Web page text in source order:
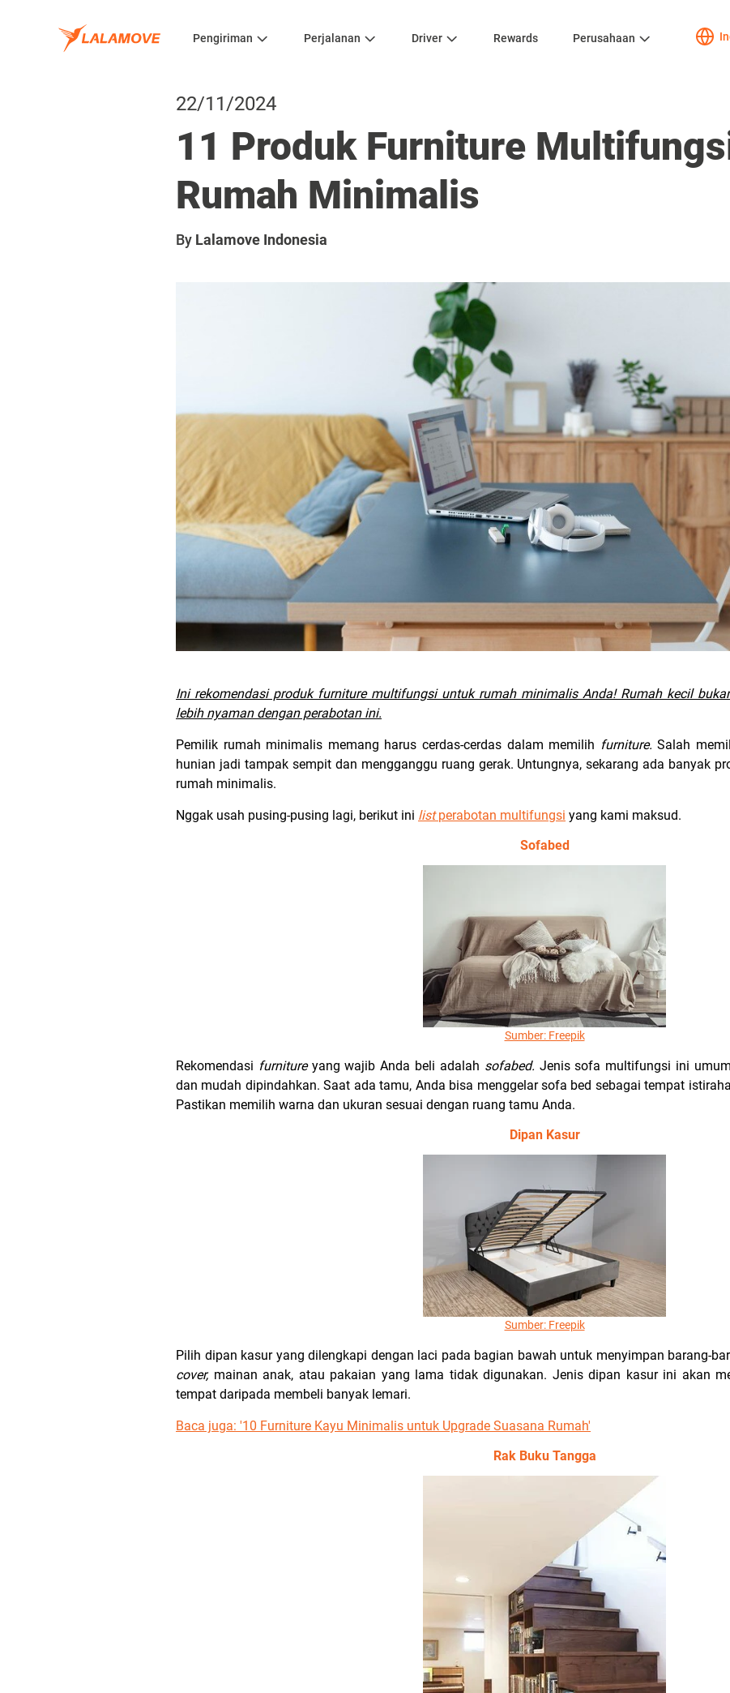
Pengiriman Perjalanan Driver Rewards Perusahaan
22/11/2024
11 Produk Furniture
Rumah Minimalis
By Lalamove Indonesia
Ini rekomendasi produk furniture multifungsi untuk rumah minimalis Anda! Rumah kecil
lebih nyaman dengan perabotan ini.
Pemilik rumah minimalis memang harus cerdas-cerdas dalam memilih furniture.Salah
hunian jadi tampak sempit dan mengganggu ruang gerak. Untungnya, sekarang ada banyak
rumah minimalis.
Nggak usah pusing-pusing lagi, berikut ini list perabotan multifungsi yang kami maksud.
Sofabed
Sumber: Freepik
Rekomendasi furniture yang wajib Anda beli adalah sofabed. Jenis sofa multifungsi ini
dan mudah dipindahkan. Saat ada tamu, Anda bisa menggelar sofa bed sebagai tempat
Pastikan memilih warna dan ukuran sesuai dengan ruang tamu Anda.
Dipan Kasur
Sumber: Freepik
Pilih dipan kasur yang dilengkapi dengan laci pada bagian bawah untuk menyimpan barang-
cover, mainan anak, atau pakaian yang lama tidak digunakan. Jenis dipan kasur ini akan
tempat daripada membeli banyak lemari.
Baca juga: '10 Furniture Kayu Minimalis untuk Upgrade Suasana Rumah'
Rak Buku Tangga